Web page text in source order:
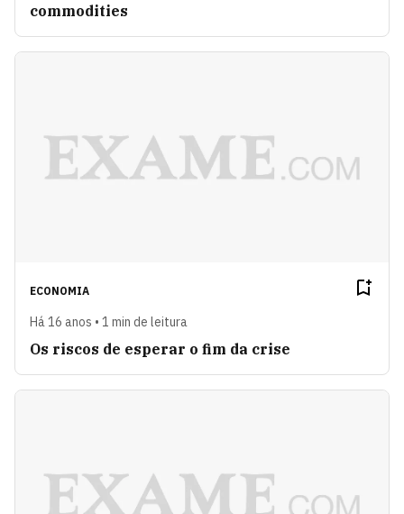
commodities
ECONOMIA
Há 16 anos • 1 min de leitura
Os riscos de esperar o fim da crise